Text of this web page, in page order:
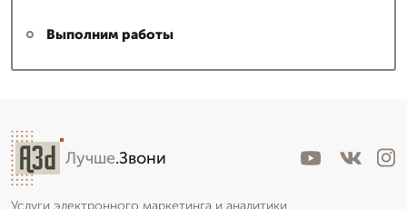
Выполним работы
Лучше.Звони
Услуги электронного маркетинга и аналитики